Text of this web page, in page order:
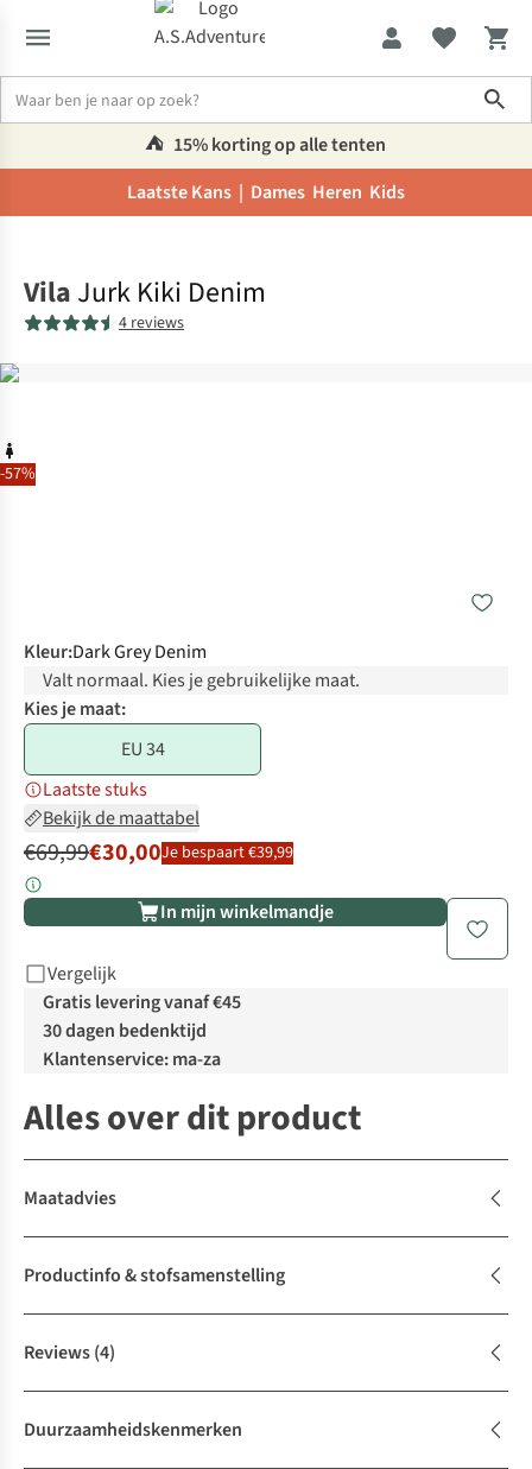
⛺️ 15% korting op alle tenten
Laatste Kans | Dames Heren Kids
-57%
Vila Jurk Kiki Denim
4 reviews
Kleur:Dark Grey Denim
Valt normaal. Kies je gebruikelijke maat.
Kies je maat:
EU 34
Laatste stuks
Bekijk de maattabel
€69,99€30,00Je bespaart €39,99
In mijn winkelmandje
Vergelijk
Gratis levering vanaf €45
30 dagen bedenktijd
Klantenservice: ma-za
Alles over dit product
Maatadvies
Productinfo & stofsamenstelling
Reviews(4)
Duurzaamheidskenmerken